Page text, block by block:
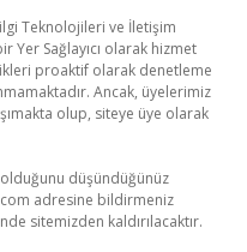
Teknolojileri ve İletişim
Yer Sağlayıcı olarak hizmet
proaktif olarak denetleme
Ancak, üyelerimiz
olup, siteye üye olarak
olduğunu düşündüğünüz
adresine bildirmeniz
sitemizden kaldırılacaktır.